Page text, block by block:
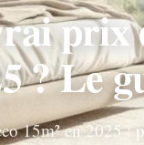
prix
? Le
15m² en 2025 :